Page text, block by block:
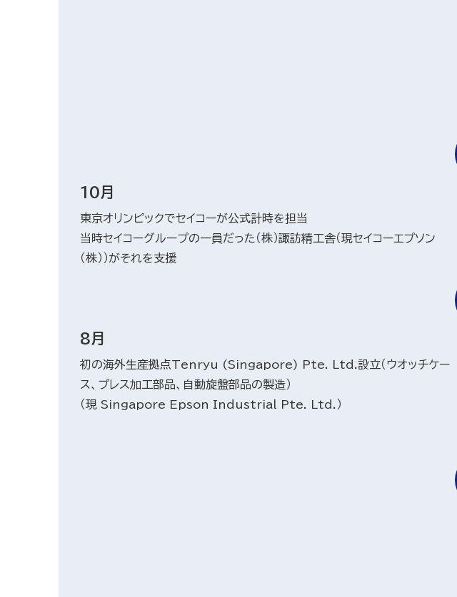
10月
東京オリンピックでセイコーが公式計時を担当
当時セイコーグループの一員だった（株）諏訪精工舎（現セイコーエプソン
（株））がそれを支援
8月
初の海外生産拠点Tenryu (Singapore) Pte. Ltd.設立（ウオッチケー
ス、プレス加工部品、自動旋盤部品の製造）
（現 Singapore Epson Industrial Pte. Ltd.）